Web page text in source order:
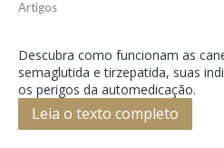
Artigos
Descubra como funcionam as
semaglutida e tirzepatida, suas
os perigos da automedicação.
Leia o texto completo